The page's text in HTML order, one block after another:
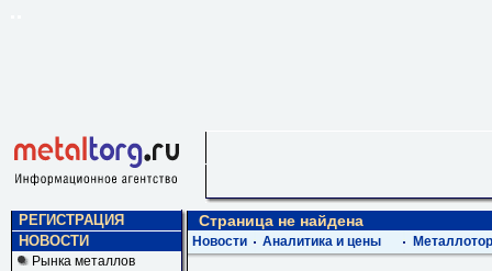
РЕГИСТРАЦИЯ
НОВОСТИ
Рынка металлов
Страница не найдена
Новости Аналитика и цены